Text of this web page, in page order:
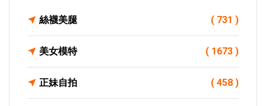
絲襪美腿 ( 731 )
美女模特 ( 1673 )
正妹自拍 ( 458 )